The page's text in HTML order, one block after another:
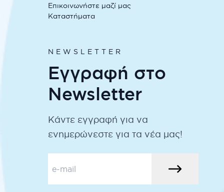
Επικοινωνήστε μαζί μας
Καταστήματα
NEWSLETTER
Εγγραφή στο
Newsletter
Κάντε εγγραφή για να
ενημερώνεστε για τα νέα μας!